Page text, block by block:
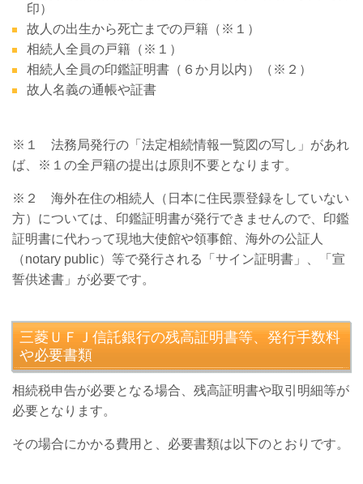
印）
故人の出生から死亡までの戸籍（※１）
相続人全員の戸籍（※１）
相続人全員の印鑑証明書（６か月以内）（※２）
故人名義の通帳や証書
※１ 法務局発行の「法定相続情報一覧図の写し」があれ
ば、※１の全戸籍の提出は原則不要となります。
※２ 海外在住の相続人（日本に住民票登録をしていない
方）については、印鑑証明書が発行できませんので、印鑑
証明書に代わって現地大使館や領事館、海外の公証人
（notary public）等で発行される「サイン証明書」、「宣
誓供述書」が必要です。
三菱ＵＦＪ信託銀行の残高証明書等、発行手数料
や必要書類
相続税申告が必要となる場合、残高証明書や取引明細等が
必要となります。
その場合にかかる費用と、必要書類は以下のとおりです。